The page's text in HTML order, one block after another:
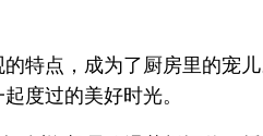
特点，成为了厨房里的宠
度过的美好时光。